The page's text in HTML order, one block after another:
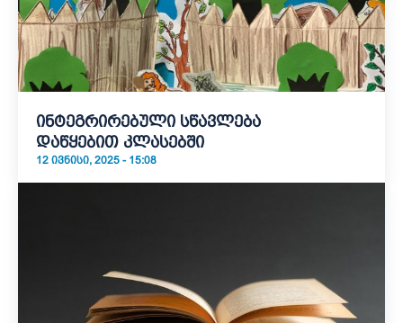
ინტეგრირებული სწავლება
დაწყებით კლასებში
12 ᲘᲕᲜᲘᲡᲘ, 2025 - 15:08